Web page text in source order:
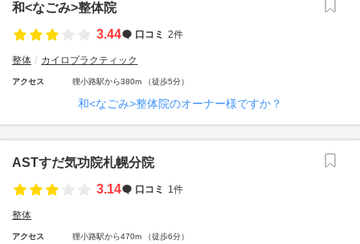
和<なごみ>整体院
3.44
口コミ 2件
整体 カイロプラクティック
アクセス 狸小路駅から380m （徒歩5分）
和<なごみ>整体院のオーナー様ですか？
ASTすだ気功院札幌分院
3.14
口コミ 1件
整体
アクセス 狸小路駅から470m （徒歩6分）